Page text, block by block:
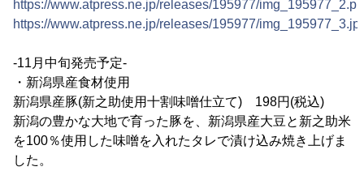
https://www.atpress.ne.jp/releases/195977/
https://www.atpress.ne.jp/releases/195977/
-11月中旬発売予定-
・新潟県産食材使用
新潟県産豚(新之助使用十割味噌仕立て) 198円(税込)
新潟の豊かな大地で育った豚を、新潟県産大豆と新之助米
を100％使用した味噌を入れたタレで漬け込み焼き上げま
した。